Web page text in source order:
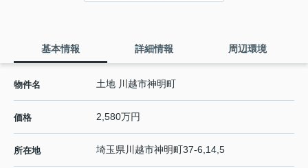
基本情報 詳細情報 周辺環境
物件名 土地 川越市神明町
価格 2,580万円
所在地 埼玉県 川越市神明町37-6,14,5